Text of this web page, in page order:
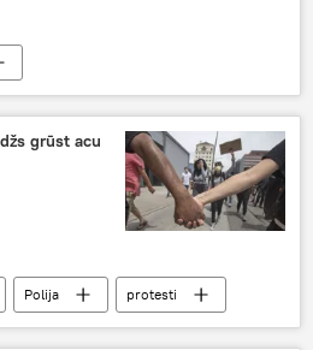
grūst acu
Polija protesti